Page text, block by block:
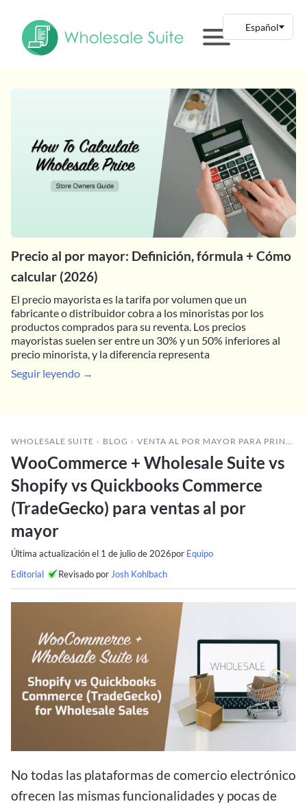
Precio al por mayor: Definición, fórmula + Cómo
calcular (2026)
El precio mayorista es la tarifa por volumen que un
fabricante o distribuidor cobra a los minoristas por los
productos comprados para su reventa. Los precios
mayoristas suelen ser entre un 30% y un 50% inferiores al
precio minorista, y la diferencia representa
Seguir leyendo →
WHOLESALE SUITE » BLOG » VENTA AL POR MAYOR PARA PRINCIPIANTES
WooCommerce + Wholesale Suite vs
Shopify vs Quickbooks Commerce
(TradeGecko) para ventas al por
mayor
Última actualización el 1 de julio de 2026por Equipo
Editorial
Revisado por Josh Kohlbach
No todas las plataformas de comercio electrónico
ofrecen las mismas funcionalidades y pocas de